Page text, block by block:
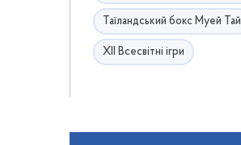
Таїландський бокс Муей Тай
ХІІ Всесвітні ігри